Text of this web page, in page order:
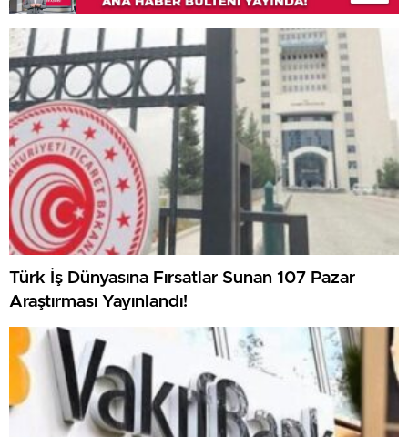
Türk İş Dünyasına Fırsatlar Sunan 107 Pazar
Araştırması Yayınlandı!